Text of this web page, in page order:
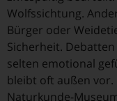
Wolfssichtung.
Bürger oder
Sicherheit.
selten emotional
bleibt oft außen vor.
Naturkunde-